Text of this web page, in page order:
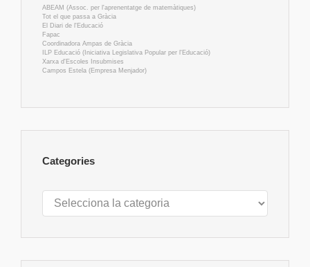
ABEAM (Assoc. per l'aprenentatge de matemàtiques)
Tot el que passa a Gràcia
El Diari de l'Educació
Fapac
Coordinadora Ampas de Gràcia
ILP Educació (Iniciativa Legislativa Popular per l'Educació)
Xarxa d'Escoles Insubmises
Campos Estela (Empresa Menjador)
Categories
Categories